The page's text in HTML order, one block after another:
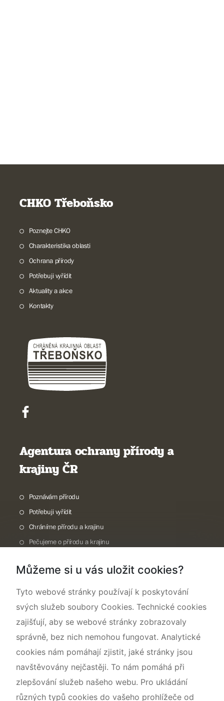
CHKO Třeboňsko
Poznejte CHKO
Charakteristika oblasti
Ochrana přírody
Potřebuji vyřídit
Aktuality a akce
Kontakty
Agentura ochrany přírody a
krajiny ČR
Poznávám přírodu
Potřebuji vyřídit
Chráníme přírodu a krajinu
Pečujeme o přírodu a krajinu
O nás
Můžeme si u vás uložit cookies?
Tyto webové stránky používají k poskytování
svých služeb soubory Cookies. Technické cookies
zajišťují, aby se webové stránky zobrazovaly
správně, bez nich nemohou fungovat. Analytické
cookies nám pomáhají zjistit, jaké stránky jsou
navštěvovány nejčastěji. To nám pomáhá při
zlepšování služeb našeho webu. Pro ukládání
různých typů cookies do vašeho prohlížeče od